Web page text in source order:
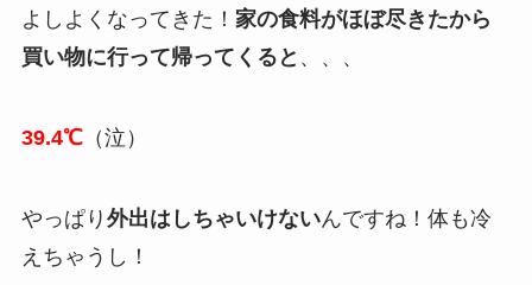
よしよくなってきた！ 家の食料がほぼ尽きたから
買い物に行って帰ってくると 、、、
39.4℃（泣）
やっぱり 外出はしちゃいけないんですね！体も冷
えちゃうし！